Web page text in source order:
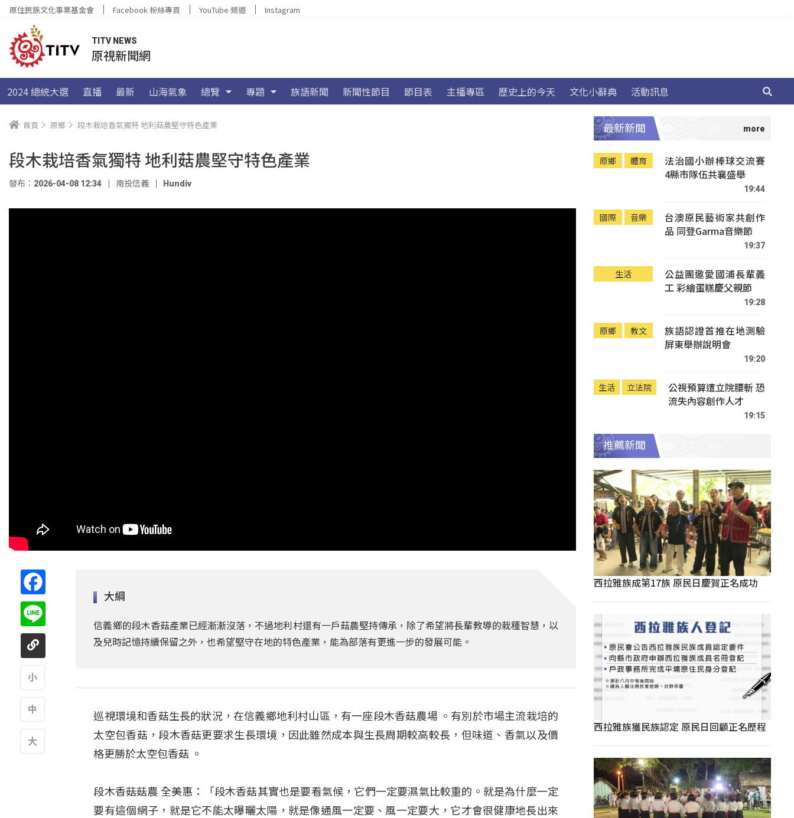
原住民族文化事業基金會 Facebook 粉絲專頁 YouTube 頻道 Instagram
TITV NEWS
原視新聞網
2024 總統大選 直播 最新 山海氣象 總覽 專題 族語新聞 新聞性節目 節目表 主播專區 歷史上的今天 文化小辭典 活動訊息
首頁 原鄉 段木栽培香氣獨特 地利菇農堅守特色產業
段木栽培香氣獨特 地利菇農堅守特色產業
發布：2026-04-08 12:34 南投信義 Hundiv
大綱
信義鄉的段木香菇產業已經漸漸沒落，不過地利村還有一戶菇農堅持傳承，除了希望將長輩教導的栽種智慧，以
及兒時記憶持續保留之外，也希望堅守在地的特色產業，能為部落有更進一步的發展可能。
巡視環境和香菇生長的狀況，在信義鄉地利村山區，有一座段木香菇農場 。有別於市場主流栽培的
太空包香菇，段木香菇更要求生長環境，因此雖然成本與生長周期較高較長，但味道、香氣以及價
格更勝於太空包香菇 。
段木香菇菇農 全美惠：「段木香菇其實也是要看氣候，它們一定要濕氣比較重的。就是為什麼一定
要有這個網子，就是它不能太曝曬太陽，就是像通風一定要、風一定要大，它才會很健康地長出來
最新新聞
原鄉 體育
法治國小辦棒球交流賽
4縣市隊伍共襄盛舉
19:44
國際 音樂
台澳原民藝術家共創作
品 同登Garma音樂節
19:37
生活
公益團邀愛國浦長輩義
工 彩繪蛋糕慶父親節
19:28
原鄉 教文
族語認證首推在地測驗
屏東舉辦說明會
19:20
生活 立法院
公視預算遭立院腰斬 恐
流失內容創作人才
19:15
推薦新聞
西拉雅族成第17族 原民日慶賀正名成功
西拉雅族獲民族認定 原民日回顧正名歷程